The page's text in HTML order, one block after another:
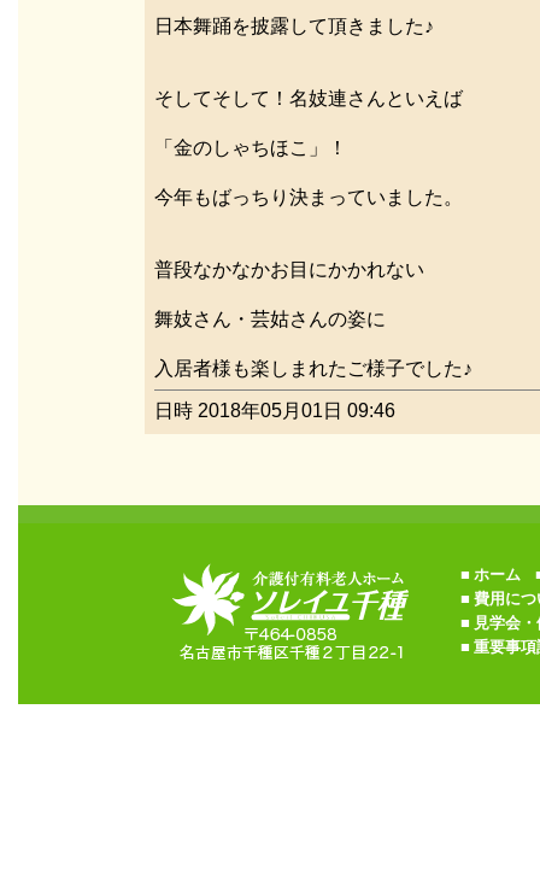
日本舞踊を披露して頂きました♪
そしてそして！名妓連さんといえば
「金のしゃちほこ」！
今年もばっちり決まっていました。
普段なかなかお目にかかれない
舞妓さん・芸姑さんの姿に
入居者様も楽しまれたご様子でした♪
日時 2018年05月01日 09:46
■ ホーム
■ 費用につ
■ 見学会
■ 重要事項